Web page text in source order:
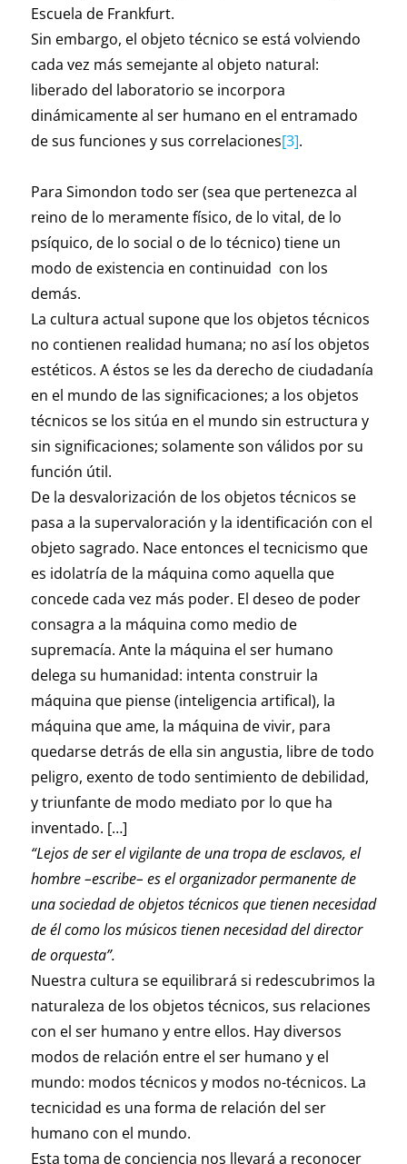
Escuela de Frankfurt.
Sin embargo, el objeto técnico se está volviendo
cada vez más semejante al objeto natural:
liberado del laboratorio se incorpora
dinámicamente al ser humano en el entramado
de sus funciones y sus correlaciones[3].
Para Simondon todo ser (sea que pertenezca al
reino de lo meramente físico, de lo vital, de lo
psíquico, de lo social o de lo técnico) tiene un
modo de existencia en continuidad con los
demás.
La cultura actual supone que los objetos técnicos
no contienen realidad humana; no así los objetos
estéticos. A éstos se les da derecho de ciudadanía
en el mundo de las significaciones; a los objetos
técnicos se los sitúa en el mundo sin estructura y
sin significaciones; solamente son válidos por su
función útil.
De la desvalorización de los objetos técnicos se
pasa a la supervaloración y la identificación con el
objeto sagrado. Nace entonces el tecnicismo que
es idolatría de la máquina como aquella que
concede cada vez más poder. El deseo de poder
consagra a la máquina como medio de
supremacía. Ante la máquina el ser humano
delega su humanidad: intenta construir la
máquina que piense (inteligencia artifical), la
máquina que ame, la máquina de vivir, para
quedarse detrás de ella sin angustia, libre de todo
peligro, exento de todo sentimiento de debilidad,
y triunfante de modo mediato por lo que ha
inventado. […]
“Lejos de ser el vigilante de una tropa de esclavos, el
hombre –escribe– es el organizador permanente de
una sociedad de objetos técnicos que tienen necesidad
de él como los músicos tienen necesidad del director
de orquesta”.
Nuestra cultura se equilibrará si redescubrimos la
naturaleza de los objetos técnicos, sus relaciones
con el ser humano y entre ellos. Hay diversos
modos de relación entre el ser humano y el
mundo: modos técnicos y modos no-técnicos. La
tecnicidad es una forma de relación del ser
humano con el mundo.
Esta toma de conciencia nos llevará a reconocer